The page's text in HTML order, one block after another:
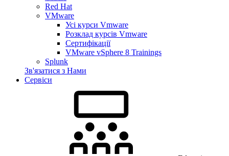
Red Hat
VMware
Усі курси Vmware
Розклад курсів Vmware
Сертифікації
VMware vSphere 8 Trainings
Splunk
Зв'язатися з Нами
Сервіси